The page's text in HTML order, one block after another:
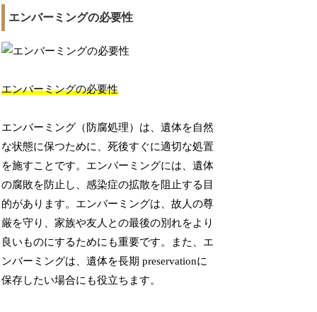
エンバーミングの必要性
エンバーミングの必要性
エンバーミング（防腐処理）は、遺体を自然
な状態に保つために、死後すぐに適切な処置
を施すことです。エンバーミングには、遺体
の腐敗を防止し、感染症の拡散を阻止する目
的があります。エンバーミングは、故人の尊
厳を守り、家族や友人との最後の別れをより
良いものにするためにも重要です。また、エ
ンバーミングは、遺体を長期 preservationに
保存したい場合にも役立ちます。